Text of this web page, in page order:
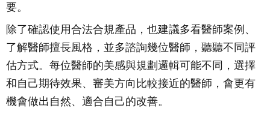
要。
除了確認使用合法合規產品，也建議多看醫師案例、
了解醫師擅長風格，並多諮詢幾位醫師，聽聽不同評
估方式。每位醫師的美感與規劃邏輯可能不同，選擇
和自己期待效果、審美方向比較接近的醫師，會更有
機會做出自然、適合自己的改善。